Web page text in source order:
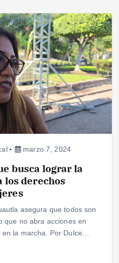
marzo 7, 2024
busca lograr la
los derechos
asegura que todos son
que no abra acciones en
la marcha. Por Dulce…